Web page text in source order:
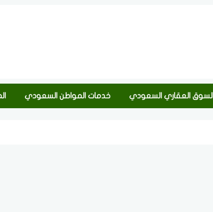
السوق العقاري السعودي خدمات المواطن السعودي